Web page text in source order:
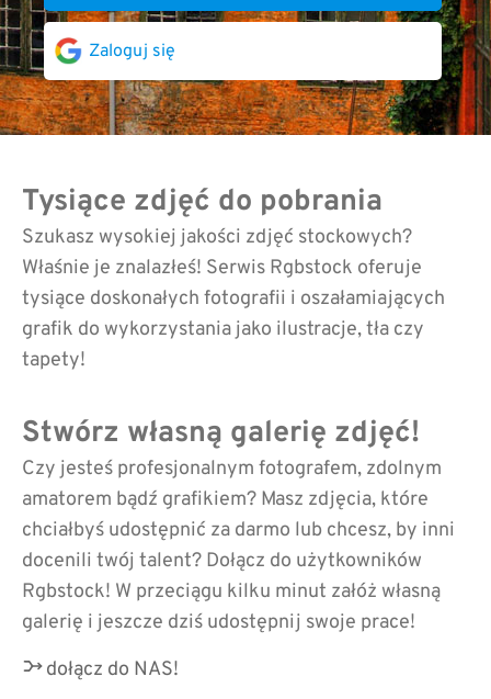
Zaloguj się
Tysiące zdjęć do pobrania
Szukasz wysokiej jakości zdjęć stockowych?
Właśnie je znalazłeś! Serwis Rgbstock oferuje
tysiące doskonałych fotografii i oszałamiających
grafik do wykorzystania jako ilustracje, tła czy
tapety!
Stwórz własną galerię zdjęć!
Czy jesteś profesjonalnym fotografem, zdolnym
amatorem bądź grafikiem? Masz zdjęcia, które
chciałbyś udostępnić za darmo lub chcesz, by inni
docenili twój talent? Dołącz do użytkowników
Rgbstock! W przeciągu kilku minut załóż własną
galerię i jeszcze dziś udostępnij swoje prace!
dołącz do NAS!